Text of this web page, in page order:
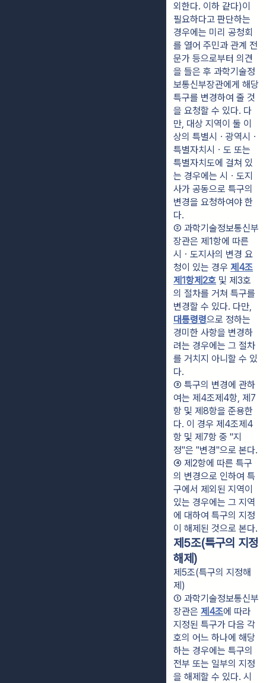
외한다. 이하 같다)이
필요하다고 판단하는
경우에는 미리 공청회
를 열어 주민과 관계 전
문가 등으로부터 의견
을 들은 후 과학기술정
보통신부장관에게 해당
특구를 변경하여 줄 것
을 요청할 수 있다. 다
만, 대상 지역이 둘 이
상의 특별시ㆍ광역시ㆍ
특별자치시ㆍ도 또는
특별자치도에 걸쳐 있
는 경우에는 시ㆍ도지
사가 공동으로 특구의
변경을 요청하여야 한
다.
② 과학기술정보통신부
장관은 제1항에 따른
시ㆍ도지사의 변경 요
청이 있는 경우 제4조
제1항제2호 및 제3호
의 절차를 거쳐 특구를
대통령령으로 정하는
경미한 사항을 변경하
려는 경우에는 그 절차
를 거치지 아니할 수 있
다.
③ 특구의 변경에 관하
여는 제4조제4항, 제7
항 및 제8항을 준용한
다. 이 경우 제4조제4
항 및 제7항 중 "지
정"은 "변경"으로 본다.
④ 제2항에 따른 특구
의 변경으로 인하여 특
구에서 제외된 지역이
있는 경우에는 그 지역
에 대하여 특구의 지정
이 해제된 것으로 본다.
제5조(특구의 지정
해제)
제5조(특구의 지정해
제)
① 과학기술정보통신부
장관은 제4조에 따라
지정된 특구가 다음 각
호의 어느 하나에 해당
하는 경우에는 특구의
전부 또는 일부의 지정
을 해제할 수 있다. 시